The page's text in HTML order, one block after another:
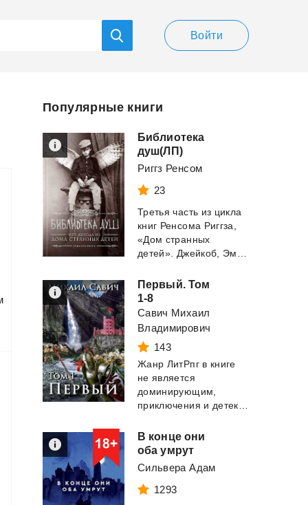
Войти
Популярные книги
Библиотека
душ(ЛП)
Риггз Ренсом
23
Третья часть из цикла
книг Ренсома Риггза,
«Дом странных
Первый. Том
1-8
Савич Михаил
Владимирович
143
Жанр ЛитРпг в книге
не является
доминирующим,
В конце они
оба умрут
Сильвера Адам
1293